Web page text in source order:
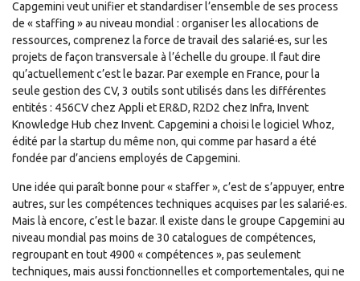
Capgemini veut unifier et standardiser l’ensemble de ses process
de « staffing » au niveau mondial : organiser les allocations de
ressources, comprenez la force de travail des salarié·es, sur les
projets de façon transversale à l’échelle du groupe. Il faut dire
qu’actuellement c’est le bazar. Par exemple en France, pour la
seule gestion des CV, 3 outils sont utilisés dans les différentes
entités : 456CV chez Appli et ER&D, R2D2 chez Infra, Invent
Knowledge Hub chez Invent. Capgemini a choisi le logiciel Whoz,
édité par la startup du même non, qui comme par hasard a été
fondée par d’anciens employés de Capgemini.
Une idée qui paraît bonne pour « staffer », c’est de s’appuyer, entre
autres, sur les compétences techniques acquises par les salarié·es.
Mais là encore, c’est le bazar. Il existe dans le groupe Capgemini au
niveau mondial pas moins de 30 catalogues de compétences,
regroupant en tout 4900 « compétences », pas seulement
techniques, mais aussi fonctionnelles et comportementales, qui ne